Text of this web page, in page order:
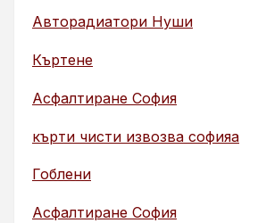
Авторадиатори Нуши
Къртене
Асфалтиране София
кърти чисти извозва софияа
Гоблени
Асфалтиране София